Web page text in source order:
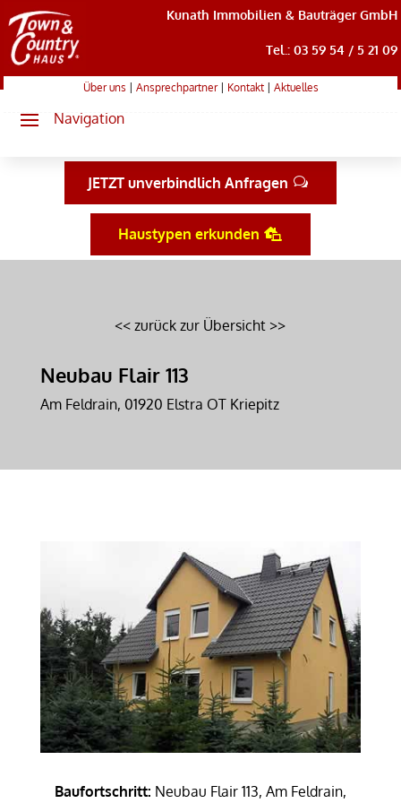
Kunath Immobilien & Bauträger GmbH
Tel.: 03 59 54 / 5 21 09
Über uns Ansprechpartner| Kontakt| Aktuelles
JETZT unverbindlich Anfragen
Haustypen erkunden
<< zurück zur Übersicht >>
Neubau Flair 113
Am Feldrain, 01920 Elstra OT Kriepitz
Baufortschritt: Neubau Flair 113, Am Feldrain,